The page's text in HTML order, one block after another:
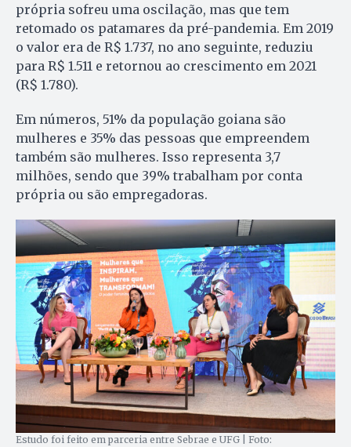
própria sofreu uma oscilação, mas que tem
retomado os patamares da pré-pandemia. Em 2019
o valor era de R$ 1.737, no ano seguinte, reduziu
para R$ 1.511 e retornou ao crescimento em 2021
(R$ 1.780).
Em números, 51% da população goiana são
mulheres e 35% das pessoas que empreendem
também são mulheres. Isso representa 3,7
milhões, sendo que 39% trabalham por conta
própria ou são empregadoras.
Estudo foi feito em parceria entre Sebrae e UFG | Foto: